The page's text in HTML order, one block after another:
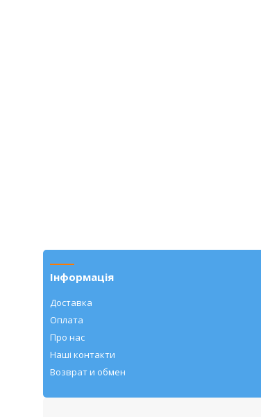
Інформація
Доставка
Оплата
Про нас
Наші контакти
Возврат и обмен